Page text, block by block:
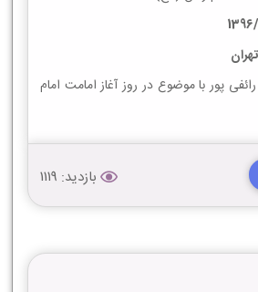
پور با موضوع در روز آغاز امامت امام
بازدید: 1119